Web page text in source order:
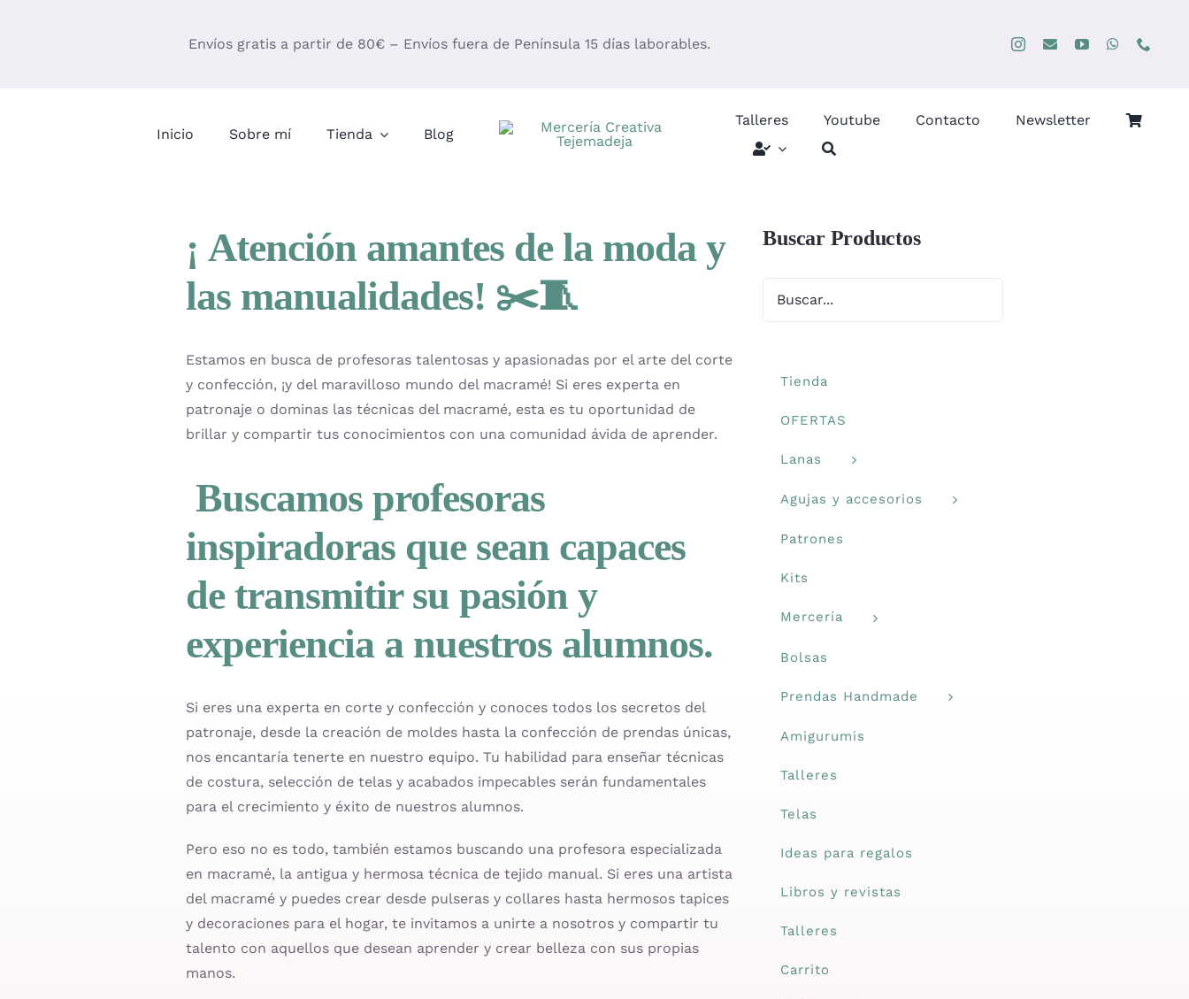
Envíos gratis a partir de 80€ – Envíos fuera de Península 15 días laborables.
Inicio Sobre mí Tienda Blog
Talleres Youtube Contacto Newsletter
¡ Atención amantes de la moda y
las manualidades! ✂️🧵
Estamos en busca de profesoras talentosas y apasionadas por el arte del corte
y confección, ¡y del maravilloso mundo del macramé! Si eres experta en
patronaje o dominas las técnicas del macramé, esta es tu oportunidad de
brillar y compartir tus conocimientos con una comunidad ávida de aprender.
Buscamos profesoras
inspiradoras que sean capaces
de transmitir su pasión y
experiencia a nuestros alumnos.
Si eres una experta en corte y confección y conoces todos los secretos del
patronaje, desde la creación de moldes hasta la confección de prendas únicas,
nos encantaría tenerte en nuestro equipo. Tu habilidad para enseñar técnicas
de costura, selección de telas y acabados impecables serán fundamentales
para el crecimiento y éxito de nuestros alumnos.
Pero eso no es todo, también estamos buscando una profesora especializada
en macramé, la antigua y hermosa técnica de tejido manual. Si eres una artista
del macramé y puedes crear desde pulseras y collares hasta hermosos tapices
y decoraciones para el hogar, te invitamos a unirte a nosotros y compartir tu
talento con aquellos que desean aprender y crear belleza con sus propias
manos.
Buscar Productos
Tienda
OFERTAS
Lanas
Agujas y accesorios
Patrones
Kits
Mercería
Bolsas
Prendas Handmade
Amigurumis
Talleres
Telas
Ideas para regalos
Libros y revistas
Talleres
Carrito